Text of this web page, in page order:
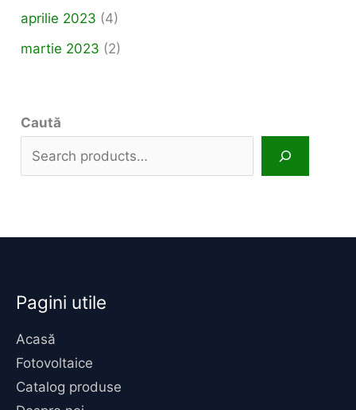
aprilie 2023 (4)
martie 2023 (2)
Caută
Pagini utile
Acasă
Fotovoltaice
Catalog produse